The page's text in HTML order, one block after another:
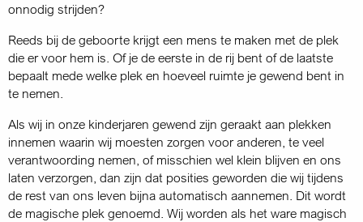
onnodig strijden?
Reeds bij de geboorte krijgt een mens te maken met de plek
die er voor hem is. Of je de eerste in de rij bent of de laatste
bepaalt mede welke plek en hoeveel ruimte je gewend bent in
te nemen.
Als wij in onze kinderjaren gewend zijn geraakt aan plekken
innemen waarin wij moesten zorgen voor anderen, te veel
verantwoording nemen, of misschien wel klein blijven en ons
laten verzorgen, dan zijn dat posities geworden die wij tijdens
de rest van ons leven bijna automatisch aannemen. Dit wordt
de magische plek genoemd. Wij worden als het ware magisch